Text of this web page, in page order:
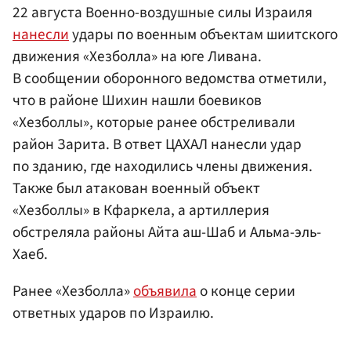
22 августа Военно-воздушные силы Израиля
нанеслиудары по военным объектам шиитского
движения «Хезболла» на юге Ливана.
В сообщении оборонного ведомства отметили,
что в районе Шихин нашли боевиков
«Хезболлы», которые ранее обстреливали
район Зарита. В ответ ЦАХАЛ нанесли удар
по зданию, где находились члены движения.
Также был атакован военный объект
«Хезболлы» в Кфаркела, а артиллерия
обстреляла районы Айта аш-Шаб и Альма-эль-
Хаеб.
Ранее «Хезболла»объявилао конце серии
ответных ударов по Израилю.